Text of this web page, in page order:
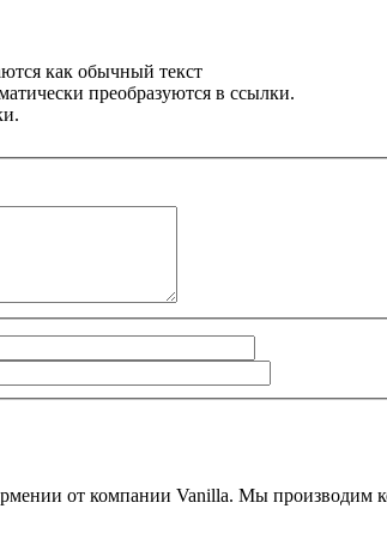
как обычный текст
преобразуются в ссылки.
от компании Vanilla. Мы производим